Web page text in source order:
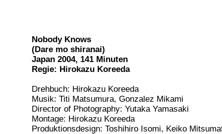
Nobody Knows
(Dare mo shiranai)
Japan 2004, 141 Minuten
Regie: Hirokazu Koreeda
Drehbuch: Hirokazu Koreeda
Musik: Titi Matsumura, Gonzalez Mikami
Director of Photography: Yutaka Yamasaki
Montage: Hirokazu Koreeda
Produktionsdesign: Toshihiro Isomi, Keiko